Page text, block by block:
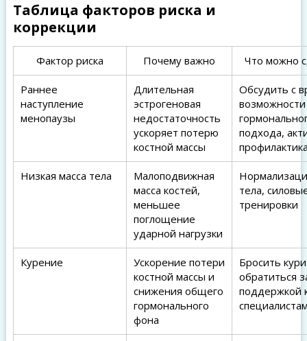
Таблица факторов риска и
коррекции
Фактор риска Почему важно Что можно
Раннее
наступление
менопаузы
Длительная
эстрогеновая
недостаточность
ускоряет потерю
костной массы
Обсудить с
возможности
подхода,
Низкая масса тела
Малоподвижная
масса костей,
меньшее
поглощение
ударной нагрузки
тела,
тренировки
Курение
Ускорение потери
костной массы и
снижения общего
гормонального
фона
Бросить
обратиться
поддержкой